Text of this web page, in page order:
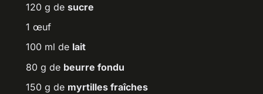
120 g de sucre
1 œuf
100 ml de lait
80 g de beurre fondu
150 g de myrtilles fraîches